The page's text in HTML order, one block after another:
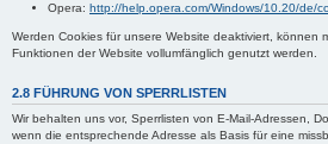
Opera: http://help.opera.com/Windows/10.20/de/
Werden Cookies für unsere Website deaktiviert, können
Funktionen der Website vollumfänglich genutzt werden.
2.8 FÜHRUNG VON SPERRLISTEN
Wir behalten uns vor, Sperrlisten von E-Mail-Adressen,
wenn die entsprechende Adresse als Basis für eine